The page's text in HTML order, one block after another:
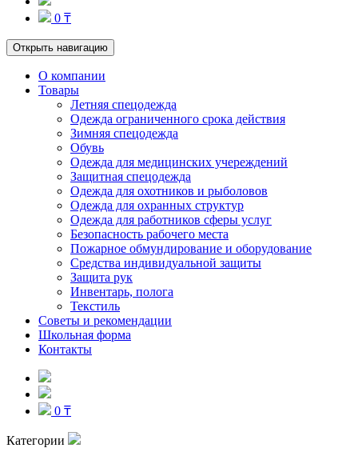
0 ₸
Открыть навигацию
О компании
Товары
Летняя спецодежда
Одежда ограниченного срока действия
Зимняя спецодежда
Обувь
Одежда для медицинских учереждений
Защитная спецодежда
Одежда для охотников и рыболовов
Одежда для охранных структур
Одежда для работников сферы услуг
Безопасность рабочего места
Пожарное обмундирование и оборудование
Средства индивидуальной защиты
Защита рук
Инвентарь, полога
Текстиль
Советы и рекомендации
Школьная форма
Контакты
0 ₸
Категории